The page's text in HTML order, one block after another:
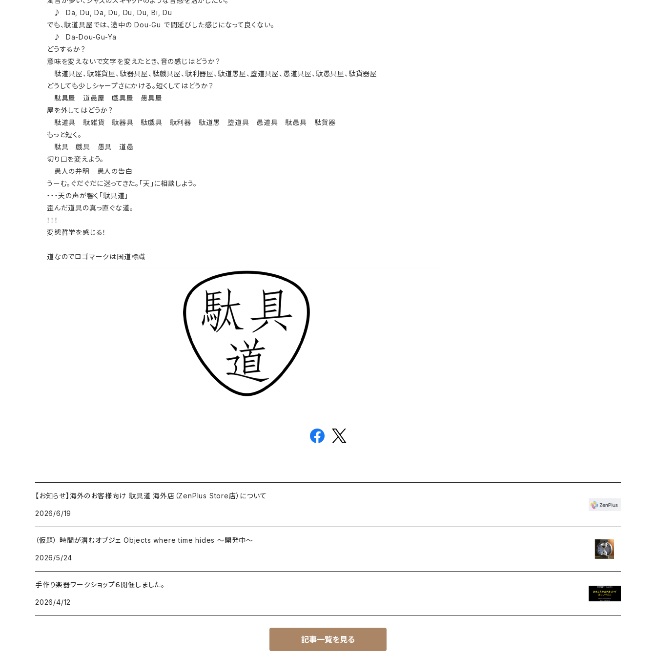
♪ Da, Du, Da, Du, Du, Du, Bi, Du
でも、駄道具屋では、途中の Dou-Gu で間延びした感じになって良くない。
♪ Da-Dou-Gu-Ya
どうするか？
意味を変えないで文字を変えたとき、音の感じはどうか？
駄道具屋、駄雑貨屋、駄器具屋、駄戯具屋、駄利器屋、駄道愚屋、堕道具屋、愚道具屋、駄愚具屋、駄貨器屋
どうしても少しシャープさにかける。短くしてはどうか？
駄具屋 道愚屋 戯具屋 愚具屋
屋を外してはどうか？
駄道具 駄雑貨 駄器具 駄戯具 駄利器 駄道愚 堕道具 愚道具 駄愚具 駄貨器
もっと短く。
駄具 戯具 愚具 道愚
切り口を変えよう。
愚人の弁明 愚人の告白
うーむ。ぐだぐだに迷ってきた。「天」に相談しよう。
・・・天の声が響く「駄具道」
歪んだ道具の真っ直ぐな道。
！！！
変態哲学を感じる！
道なのでロゴマークは国道標識
【お知らせ】海外のお客様向け 駄具道 海外店（ZenPlus Store店）について
2026/6/19
（仮題） 時間が潜むオブジェ Objects where time hides ～開発中～
2026/5/24
手作り楽器ワークショップ６開催しました。
2026/4/12
記事一覧を見る